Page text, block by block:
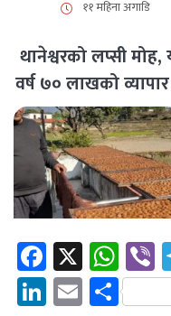
११ महिना अगाडि
थानेश्वरको लप्सी
वर्ष ७० लाखको व्यापार
Facebook
X
LinkedIn
Email